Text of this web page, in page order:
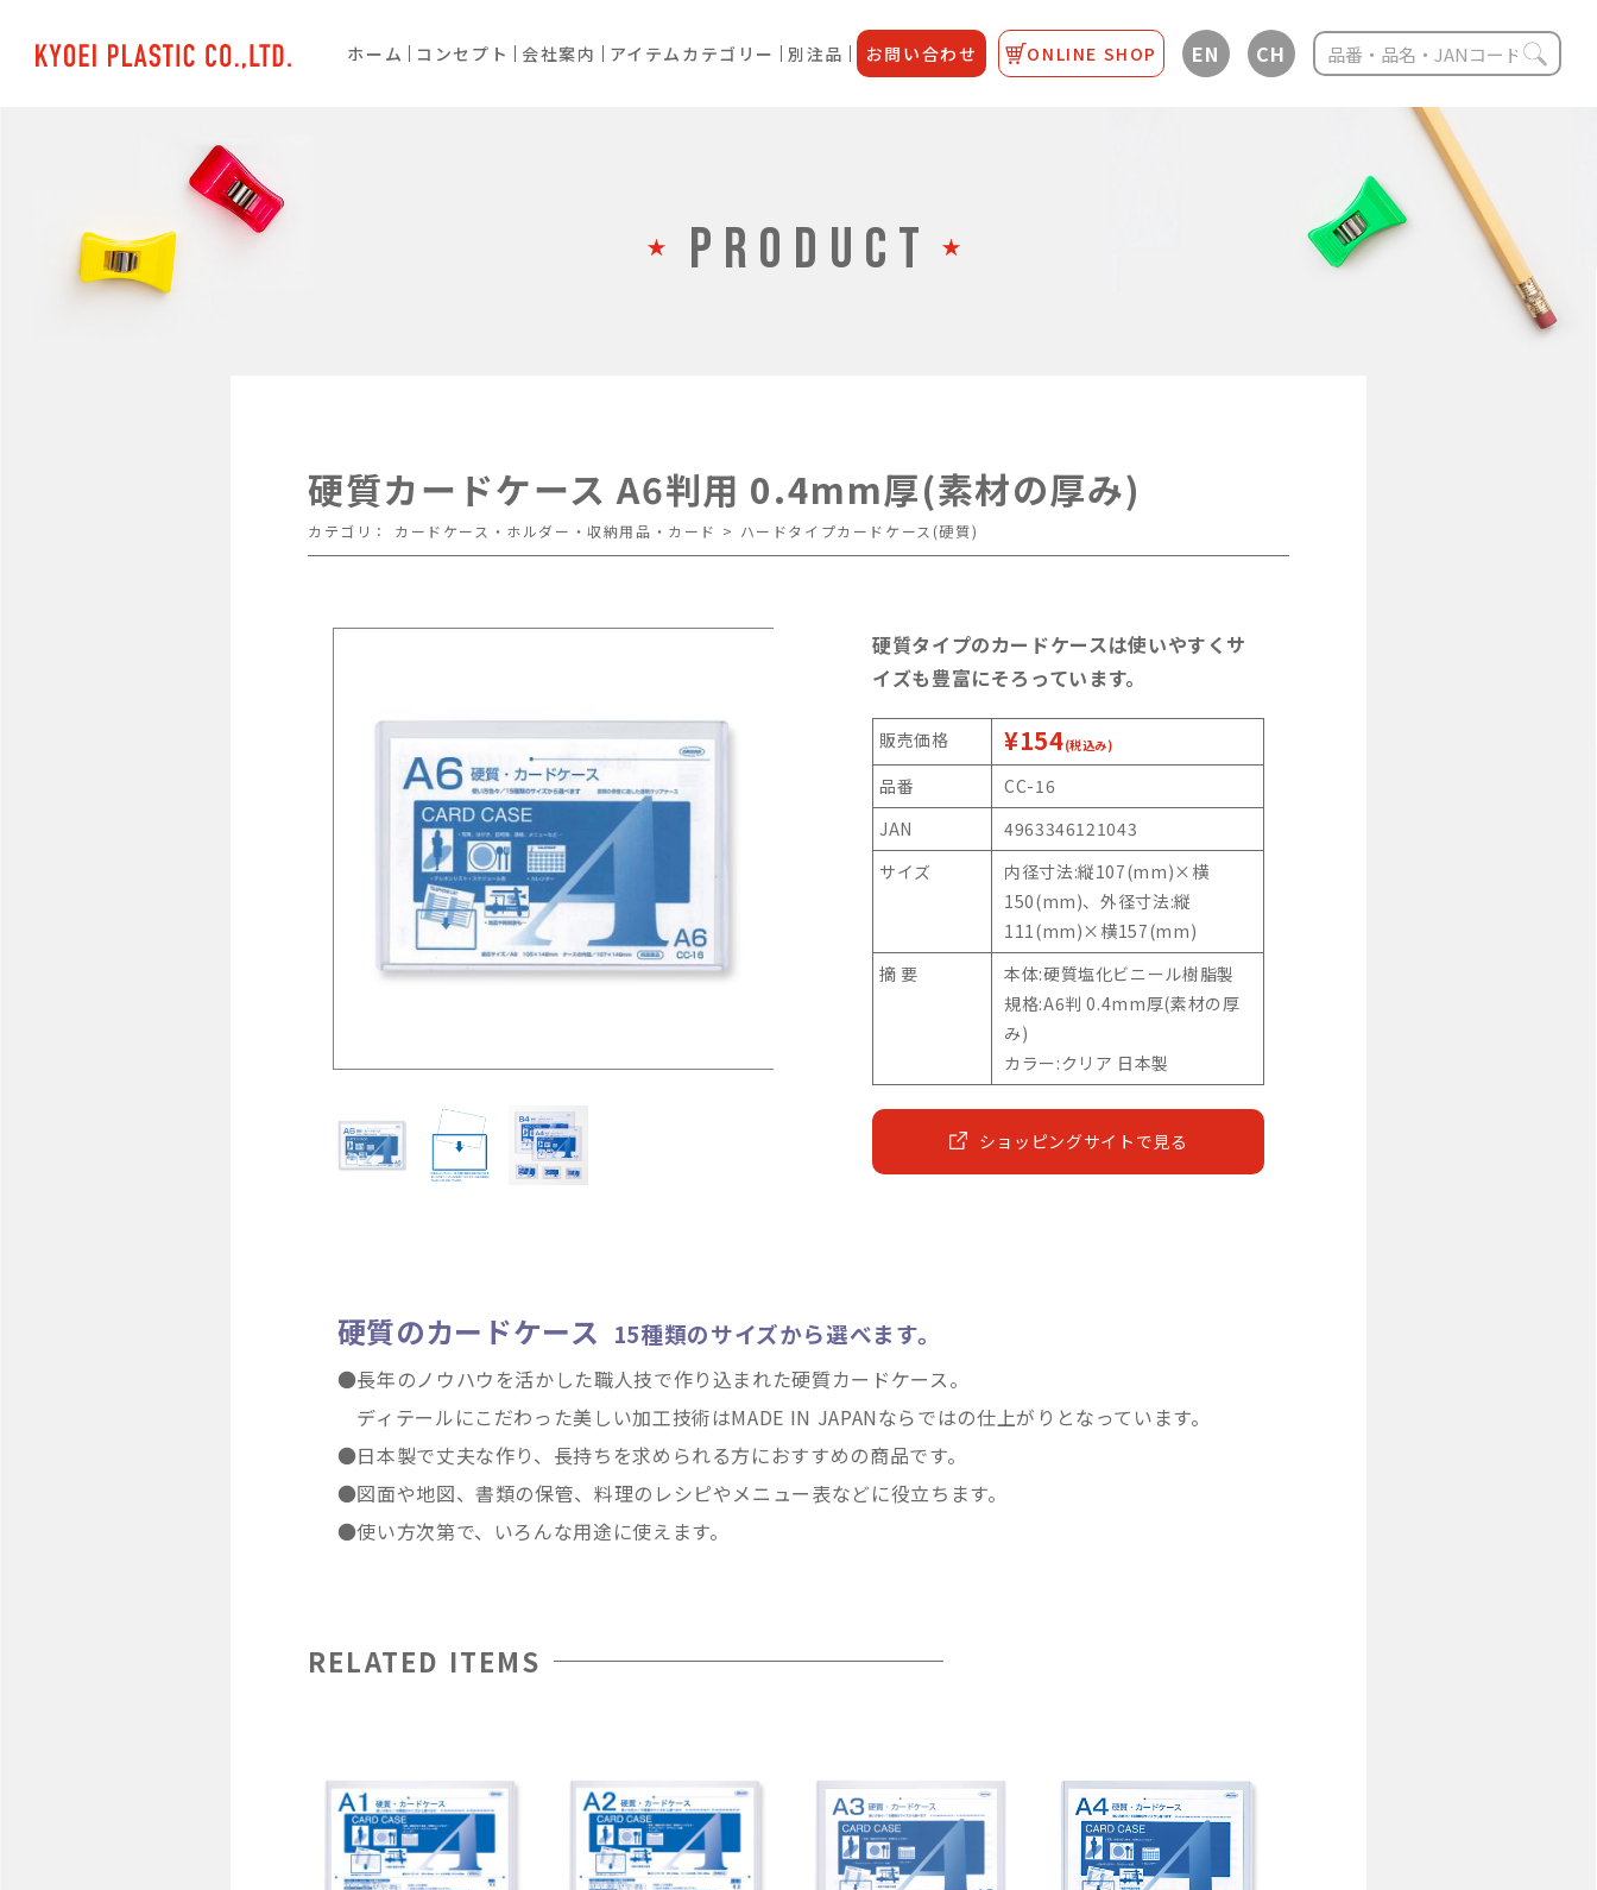
ホーム コンセプト 会社案内 アイテムカテゴリー 別注品 お問い合わせ ONLINE SHOP EN CH
PRODUCT
硬質カードケース A6判用 0.4mm厚(素材の厚み)
カテゴリ： カードケース・ホルダー・収納用品・カード > ハードタイプカードケース(硬質)
硬質タイプのカードケースは使いやすくサ
イズも豊富にそろっています。
販売価格 ¥154(税込み)
品番
CC-16
JAN
4963346121043
サイズ
内径寸法:縦107(mm)×横
150(mm)、外径寸法:縦
111(mm)×横157(mm)
摘 要
本体:硬質塩化ビニール樹脂製
規格:A6判 0.4mm厚(素材の厚
み)
カラー:クリア 日本製
ショッピングサイトで見る
硬質のカードケース 15種類のサイズから選べます。
●長年のノウハウを活かした職人技で作り込まれた硬質カードケース。
ディテールにこだわった美しい加工技術はMADE IN JAPANならではの仕上がりとなっています。
●日本製で丈夫な作り、長持ちを求められる方におすすめの商品です。
●図面や地図、書類の保管、料理のレシピやメニュー表などに役立ちます。
●使い方次第で、いろんな用途に使えます。
RELATED ITEMS